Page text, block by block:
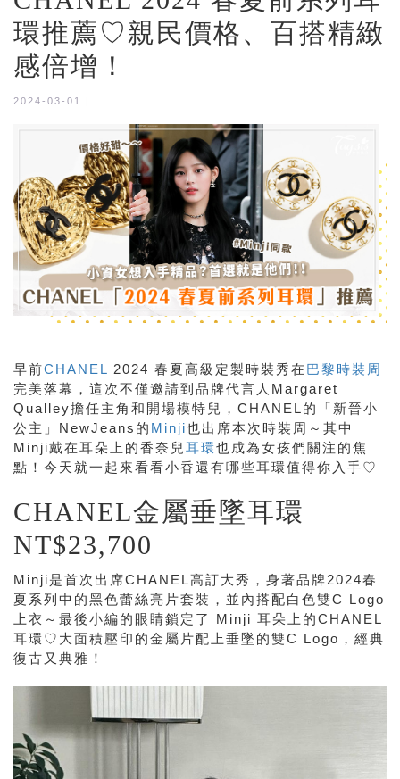
環推薦♡親民價格、百搭精緻
感倍增！
2024-03-01 |
早前CHANEL 2024 春夏高級定製時裝秀在 巴黎時裝周
完美落幕，這次不僅邀請到品牌代言人Margaret
Qualley擔任主角和開場模特兒，CHANEL的「新晉小
公主」NewJeans的 Minji也出席本次時裝周～其中
Minji戴在耳朵上的香奈兒耳環也成為女孩們關注的焦
點！今天就一起來看看小香還有哪些耳環值得你入手♡
CHANEL金屬垂墜耳環
NT$23,700
Minji是首次出席CHANEL高訂大秀，身著品牌2024春
夏系列中的黑色蕾絲亮片套裝，並內搭配白色雙C Logo
上衣～最後小編的眼睛鎖定了 Minji 耳朵上的CHANEL
耳環♡大面積壓印的金屬片配上垂墜的雙C Logo，經典
復古又典雅！